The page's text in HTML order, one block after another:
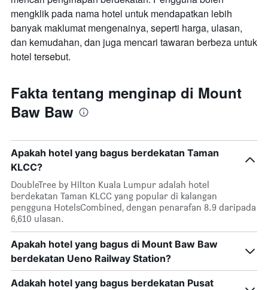
mengklik pada nama hotel untuk mendapatkan lebih
banyak maklumat mengenainya, seperti harga, ulasan,
dan kemudahan, dan juga mencari tawaran berbeza untuk
hotel tersebut.
Fakta tentang menginap di Mount
Baw Baw
Apakah hotel yang bagus berdekatan Taman
KLCC?
DoubleTree by Hilton Kuala Lumpur adalah hotel
berdekatan Taman KLCC yang popular di kalangan
pengguna HotelsCombined, dengan penarafan 8.9 daripada
6,610 ulasan.
Apakah hotel yang bagus di Mount Baw Baw
berdekatan Ueno Railway Station?
Adakah hotel yang bagus berdekatan Pusat